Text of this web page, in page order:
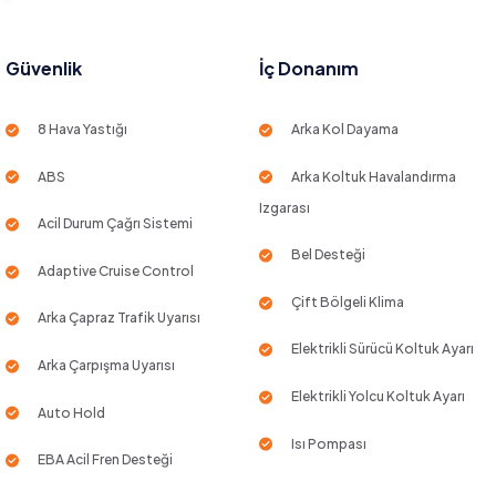
Güvenlik
8 Hava Yastığı
ABS
Acil Durum Çağrı Sistemi
Adaptive Cruise Control
Arka Çapraz Trafik Uyarısı
Arka Çarpışma Uyarısı
Auto Hold
EBA Acil Fren Desteği
İç Donanım
Arka Kol Dayama
Arka Koltuk Havalandırma
Izgarası
Bel Desteği
Çift Bölgeli Klima
Elektrikli Sürücü Koltuk Ayarı
Elektrikli Yolcu Koltuk Ayarı
Isı Pompası